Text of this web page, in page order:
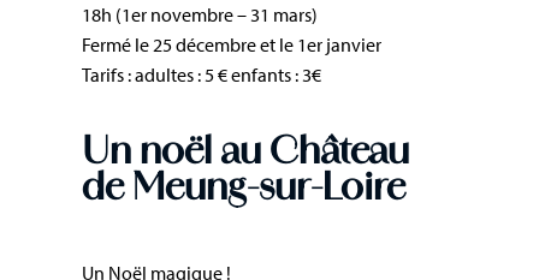
18h (1er novembre – 31 mars)
Fermé le 25 décembre et le 1er janvier
Tarifs : adultes : 5 € enfants : 3€
Un noël au Château
de Meung-sur-Loire
Un Noël magique !